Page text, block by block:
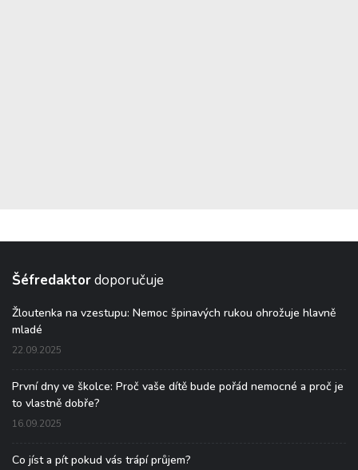
Šéfredaktordoporučuje
Žloutenka na vzestupu: Nemoc špinavých rukou ohrožuje hlavně
mladé
22.09.2025
První dny ve školce: Proč vaše dítě bude pořád nemocné a proč je
to vlastně dobře?
16.09.2025
Co jíst a pít pokud vás trápí průjem?